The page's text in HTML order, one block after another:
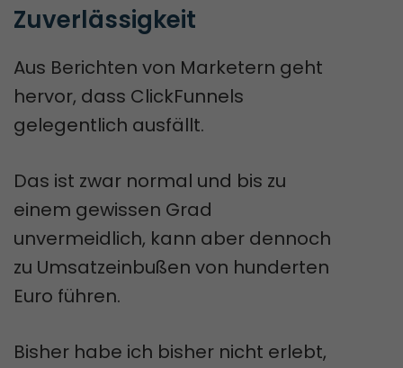
Zuverlässigkeit
Aus Berichten von Marketern geht
hervor, dass ClickFunnels
gelegentlich ausfällt.
Das ist zwar normal und bis zu
einem gewissen Grad
unvermeidlich, kann aber dennoch
zu Umsatzeinbußen von hunderten
Euro führen.
Bisher habe ich bisher nicht erlebt,